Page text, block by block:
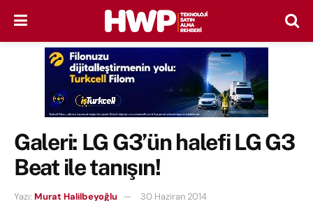
Galeri: LG G3’ün halefi LG G3
Beat ile tanışın!
Yazı: Murat Halilbeyoğlu
30 Haziran 2014